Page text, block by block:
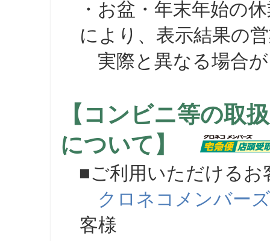
・お盆・年末年始の
により、表示結果の
実際と異なる場合が
【コンビニ等の取
について】
■ご利用いただけるお
クロネコメンバーズ
客様